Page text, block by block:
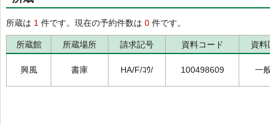
所蔵は 1 件です。現在の予約件数は 0 件です。
所蔵館 所蔵場所 請求記号 資料コード 資料
興風 書庫 HA/F/ｺｳ/ 100498609 一